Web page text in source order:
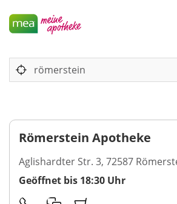
Römerstein Apotheke
Aglishardter Str. 3, 72587
Geöffnet bis 18:30 Uhr